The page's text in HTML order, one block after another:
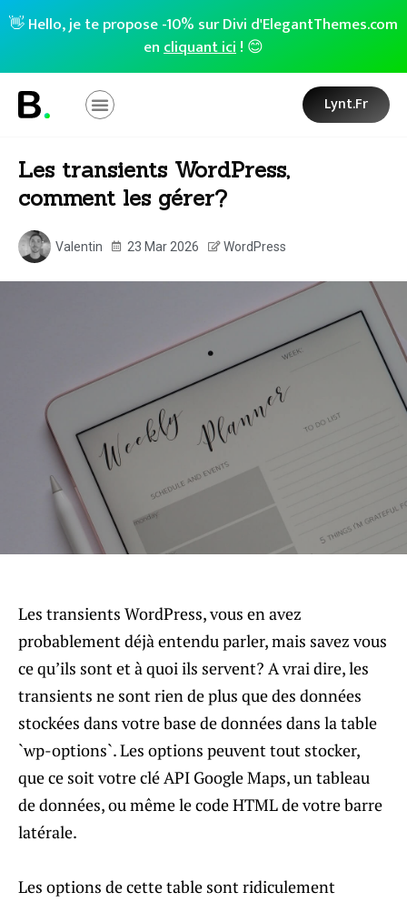
👋 Hello, je te propose -10% sur Divi d'ElegantThemes.com
encliquant ici! 😊
Lynt.fr
Les transients WordPress,
comment les gérer?
Valentin 23 Mar 2026 WordPress
Les transients WordPress, vous en avez
probablement déjà entendu parler, mais savez vous
ce qu’ils sont et à quoi ils servent? A vrai dire, les
transients ne sont rien de plus que des données
stockées dans votre base de données dans la table
`wp-options`. Les options peuvent tout stocker,
que ce soit votre clé API Google Maps, un tableau
de données, ou même le code HTML de votre barre
latérale.
Les options de cette table sont ridiculement